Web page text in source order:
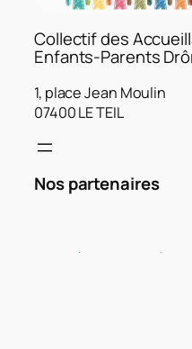
Collectif des
Enfants-Parents
1, place Jean Moulin
07400 LE TEIL
Nos partenaires